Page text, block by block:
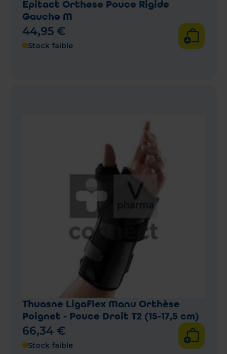
Epitact Orthese Pouce Rigide
Gauche M
44,95 €
Stock faible
Thuasne Ligaflex Manu Orthèse
Poignet - Pouce Droit T2 (15-17,5 cm)
66,34 €
Stock faible